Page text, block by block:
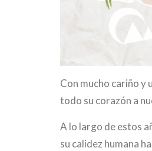
Con mucho cariño y
todo su corazón a
A lo largo de estos
su calidez humana